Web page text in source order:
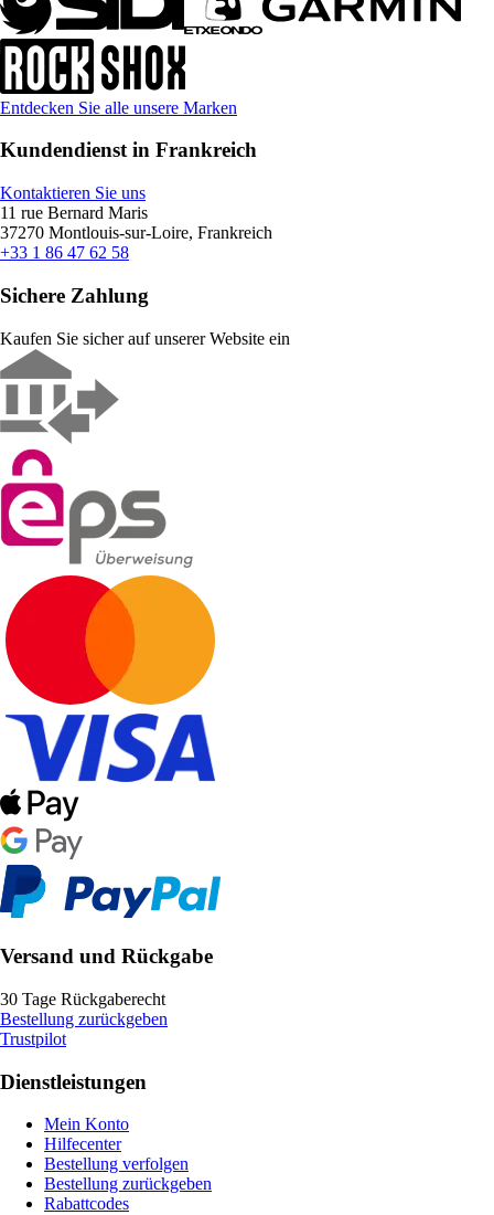
Entdecken Sie alle unsere Marken
Kundendienst in Frankreich
Kontaktieren Sie uns
11 rue Bernard Maris
37270 Montlouis-sur-Loire, Frankreich
+33 1 86 47 62 58
Sichere Zahlung
Kaufen Sie sicher auf unserer Website ein
Versand und Rückgabe
30 Tage Rückgaberecht
Bestellung zurückgeben
Trustpilot
Dienstleistungen
Mein Konto
Hilfecenter
Bestellung verfolgen
Bestellung zurückgeben
Rabattcodes